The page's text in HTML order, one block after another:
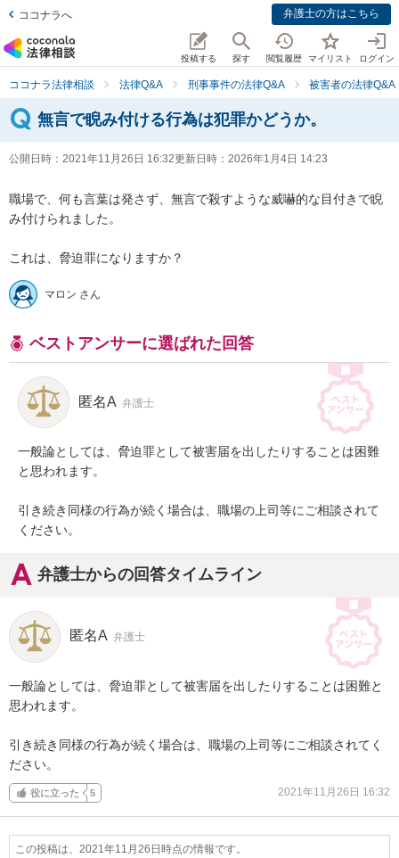
ココナラへ 弁護士の方はこちら
投稿する 探す 閲覧履歴 マイリスト ログイン
ココナラ法律相談 法律Q&A 刑事事件の法律Q&A 被害者の法律Q&A
無言で睨み付ける行為は犯罪かどうか。
公開日時： 2021年11月26日 16:32更新日時： 2026年1月4日 14:23
職場で、何も言葉は発さず、無言で殺すような威嚇的な目付きで睨
み付けられました。
これは、脅迫罪になりますか？
マロン さん
ベストアンサーに選ばれた回答
匿名A 弁護士
一般論としては、脅迫罪として被害届を出したりすることは困難
と思われます。
引き続き同様の行為が続く場合は、職場の上司等にご相談されて
ください。
弁護士からの回答タイムライン
匿名A 弁護士
一般論としては、脅迫罪として被害届を出したりすることは困難と
思われます。
引き続き同様の行為が続く場合は、職場の上司等にご相談されてく
ださい。
役に立った 5 2021年11月26日 16:32
この投稿は、2021年11月26日時点の情報です。